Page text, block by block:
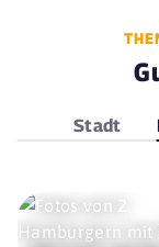
Stadt